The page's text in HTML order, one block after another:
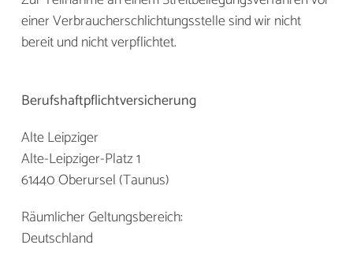
einer Verbraucherschlichtungsstelle sind wir nicht
bereit und nicht verpflichtet.
Berufshaftpflichtversicherung
Alte Leipziger
Alte-Leipziger-Platz 1
61440 Oberursel (Taunus)
Räumlicher Geltungsbereich:
Deutschland